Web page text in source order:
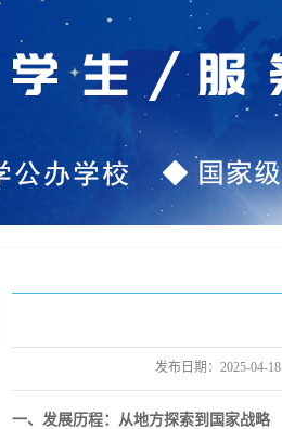
发布日期： 2025-04-18
一、发展历程：从地方探索到国家战略